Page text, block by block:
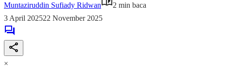
Muntaziruddin Sufiady Ridwan
2 min baca
3 April 202522 November 2025
×